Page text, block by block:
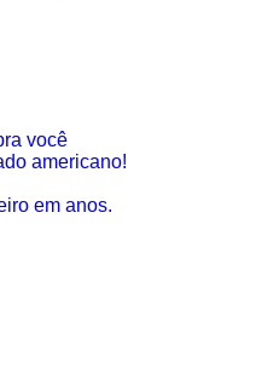
você
americano!
em anos.